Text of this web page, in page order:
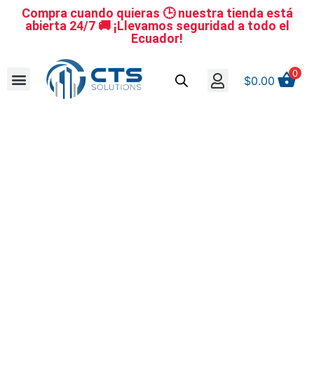
Compra cuando quieras 🕒 nuestra tienda está
abierta 24/7 🚚 ¡Llevamos seguridad a todo el
Ecuador!
$0.00
0